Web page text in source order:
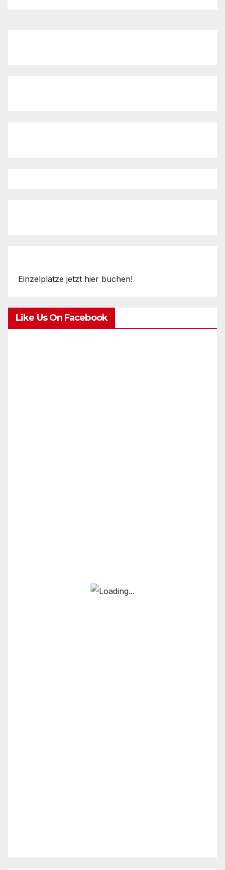
Einzelplätze jetzt hier buchen!
Like Us On Facebook